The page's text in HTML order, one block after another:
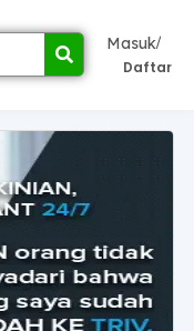
Masuk/
Daftar